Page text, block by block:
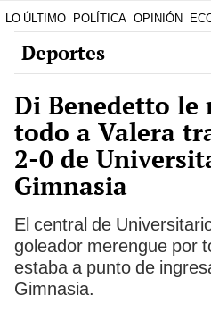
LO ÚLTIMO POLÍTICA OPINIÓN
Deportes
Di Benedetto le
todo a Valera
2-0 de
Gimnasia
El central de
goleador merengue por
estaba a punto de
Gimnasia.